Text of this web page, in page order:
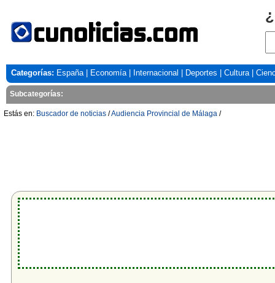
Categorías: España| Economía| Internacional Deportes Cultura|
Subcategorías:
Estás en: Buscador de noticias /Audiencia Provincial de Málaga /